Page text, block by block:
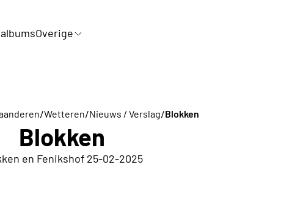
Overige
/Wetteren/Nieuws / Verslag/Blokken
Blokken
en Fenikshof 25-02-2025